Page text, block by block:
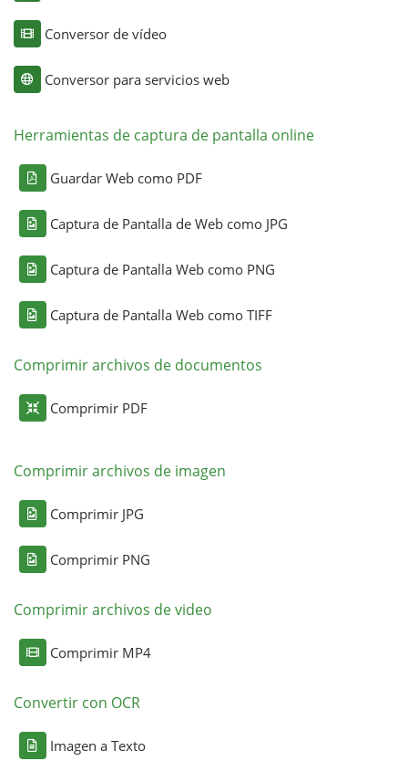
Conversor de vídeo
Conversor para servicios web
Herramientas de captura de pantalla online
Guardar Web como PDF
Captura de Pantalla de Web como JPG
Captura de Pantalla Web como PNG
Captura de Pantalla Web como TIFF
Comprimir archivos de documentos
Comprimir PDF
Comprimir archivos de imagen
Comprimir JPG
Comprimir PNG
Comprimir archivos de video
Comprimir MP4
Convertir con OCR
Imagen a Texto